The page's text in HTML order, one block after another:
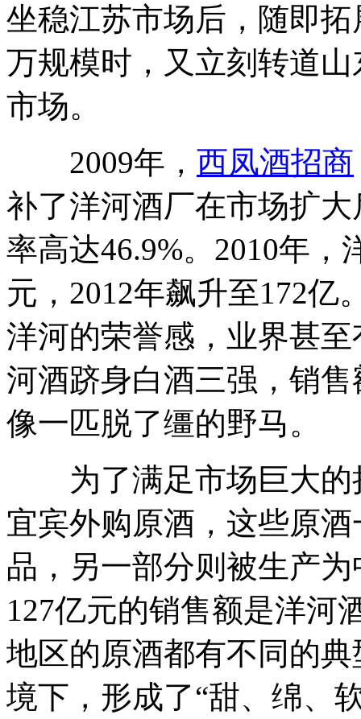
坐稳江苏市场后，随即
万规模时，又立刻转道
市场。
2009年， 西凤酒招商
补了洋河酒厂在市场扩
率高达46.9%。2010年
元，2012年飙升至172亿
洋河的荣誉感，业界甚
河酒跻身白酒三强，销
像一匹脱了缰的野马。
为了满足市场巨大的
宜宾外购原酒，这些原
品，另一部分则被生产
127亿元的销售额是洋河
地区的原酒都有不同的
境下，形成了“甜、绵、